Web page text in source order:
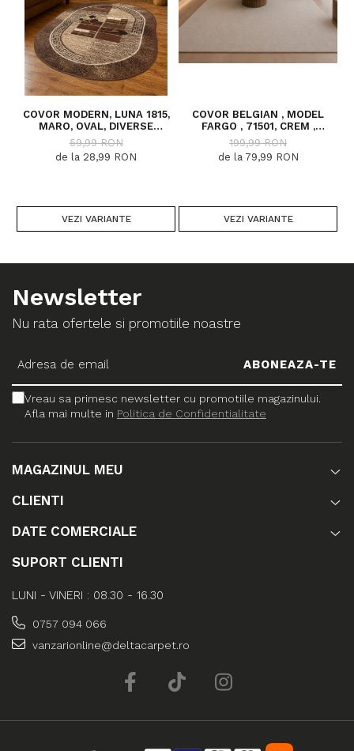
COVOR MODERN, LUNA 1815,
MARO, OVAL, DIVERSE
DIMENSIUNI, 1300 GR/MP
59,99 RON
de la 28,99 RON
VEZI VARIANTE
COVOR BELGIAN , MODEL
FARGO , 71501, CREM ,
DIVERSE DIMENSIUNI
199,99 RON
de la 79,99 RON
VEZI VARIANTE
Newsletter
Nu rata ofertele si promotiile noastre
Vreau sa primesc newsletter cu promotiile magazinului.
Afla mai multe in Politica de Confidentialitate
MAGAZINUL MEU
CLIENTI
DATE COMERCIALE
SUPORT CLIENTI
LUNI - VINERI : 08.30 - 16.30
0757 094 066
vanzarionline@deltacarpet.ro